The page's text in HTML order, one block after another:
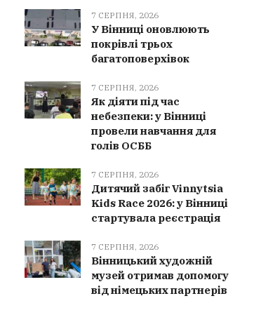
друге життя: у Вінниці зібрали
понад 100 тонн вторсировини
7 СЕРПНЯ, 2026
У Вінниці оновлюють
покрівлі трьох
багатоповерхівок
7 СЕРПНЯ, 2026
Як діяти під час
небезпеки: у Вінниці
провели навчання для
голів ОСББ
7 СЕРПНЯ, 2026
Дитячий забіг Vinnytsia
Kids Race 2026: у Вінниці
стартувала реєстрація
7 СЕРПНЯ, 2026
Вінницький художній
музей отримав допомогу
від німецьких партнерів